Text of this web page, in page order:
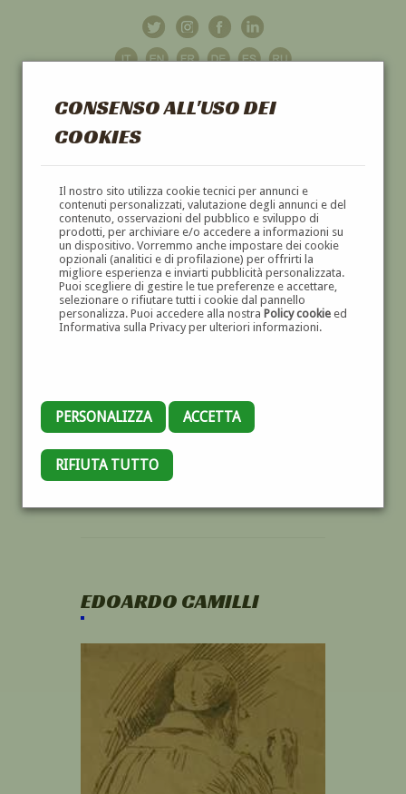
CONSENSO ALL'USO DEI
COOKIES
Il nostro sito utilizza cookie tecnici per annunci e
contenuti personalizzati, valutazione degli annunci e del
contenuto, osservazioni del pubblico e sviluppo di
prodotti, per archiviare e/o accedere a informazioni su
un dispositivo. Vorremmo anche impostare dei cookie
opzionali (analitici e di profilazione) per offrirti la
migliore esperienza e inviarti pubblicità personalizzata.
Puoi scegliere di gestire le tue preferenze e accettare,
selezionare o rifiutare tutti i cookie dal pannello
personalizza. Puoi accedere alla nostra Policy cookieed
Informativa sulla Privacy per ulteriori informazioni.
PERSONALIZZA ACCETTA
RIFIUTA TUTTO
GALLERIAD'ARTE
DIPINTI E SCULTURE '800 E '900
EDOARDO CAMILLI